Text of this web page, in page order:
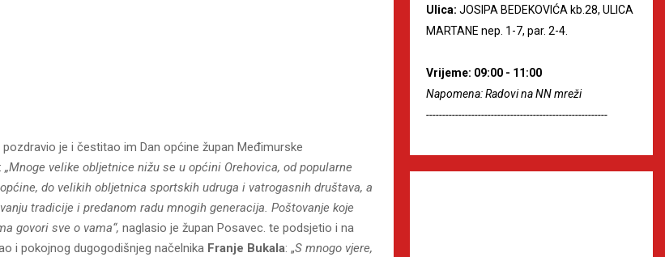
je i čestitao im Dan općine župan Međimurske
: „Mnoge velike obljetnice nižu se u općini Orehovica, od popularne
do velikih obljetnica sportskih udruga i vatrogasnih društava, a
tradicije i predanom radu mnogih generacija. Poštovanje koje
govori sve o vama“, naglasio je župan Posavec. te podsjetio i na
i pokojnog dugogodišnjeg načelnika Franje Bukala: „S mnogo vjere,
Ulica: JOSIPA BEDEKOVIĆA kb.28, ULICA
MARTANE nep. 1-7, par. 2-4.
Vrijeme: 09:00 - 11:00
Napomena: Radovi na NN mreži
--------------------------------------------------------